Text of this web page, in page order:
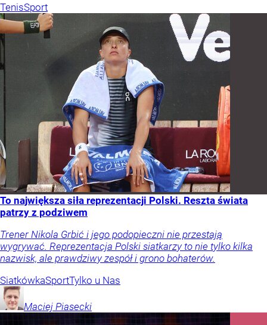
TenisSport
To największa siła reprezentacji Polski. Reszta świata
patrzy z podziwem
Trener Nikola Grbić i jego podopieczni nie przestają
wygrywać. Reprezentacja Polski siatkarzy to nie tylko kilka
nazwisk, ale prawdziwy zespół i grono bohaterów.
SiatkówkaSportTylko u Nas
Maciej Piasecki